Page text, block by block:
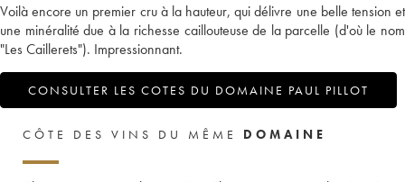
Voilà encore un premier cru à la hauteur, qui délivre une belle tension et
une minéralité due à la richesse caillouteuse de la parcelle (d'où le nom
"Les Caillerets"). Impressionnant.
CONSULTER LES COTES DU DOMAINE PAUL PILLOT
CÔTE DES VINS DU MÊME DOMAINE